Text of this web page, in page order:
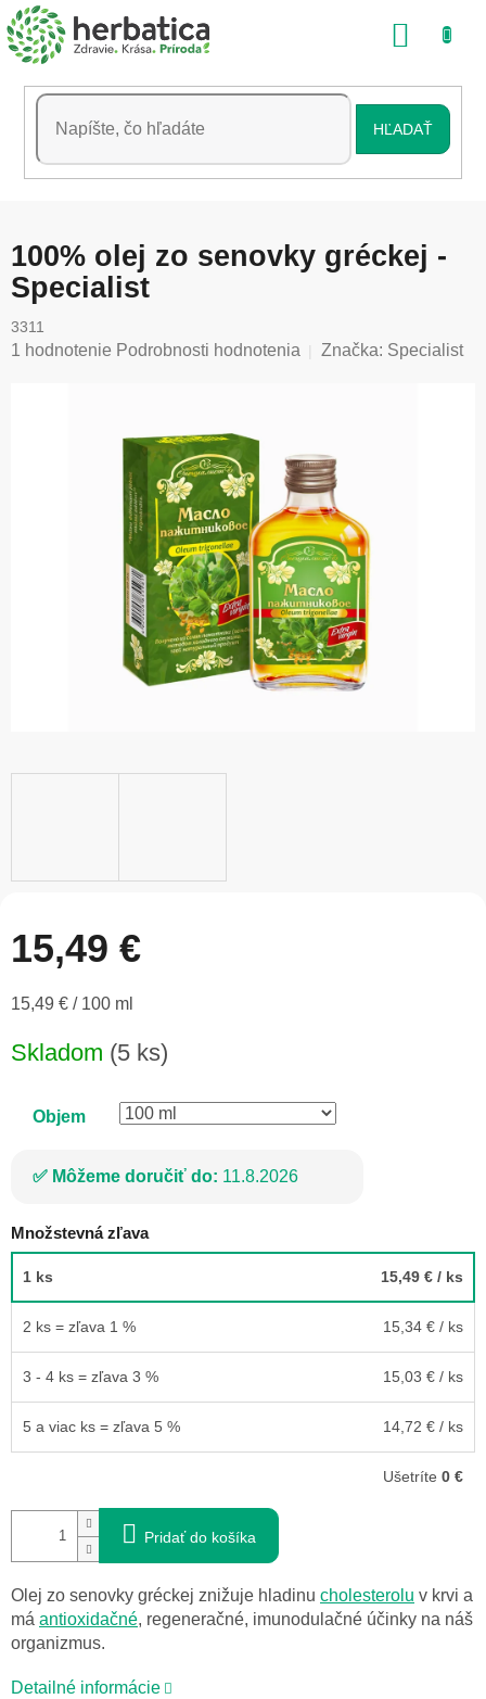
Prejsť
na
obsah
HĽADAŤ
100% olej zo senovky gréckej -
Specialist
3311
Priemerné
1 hodnotenie Podrobnosti hodnotenia Značka: Specialist
15,49 €
Jednotková
15,49 € / 100 ml
Skladom (5 ks)
Objem
Môžeme doručiť do: 11.8.2026
Množstevná zľava
1 ks 15,49 € / ks
2 ks = zľava 1 % 15,34 € / ks
3 - 4 ks = zľava 3 % 15,03 € / ks
5 a viac ks = zľava 5 % 14,72 € / ks
Ušetríte 0 €
Pridať do košíka
Olej zo senovky gréckej znižuje hladinu cholesterolu v krvi a
má antioxidačné, regeneračné, imunodulačné účinky na náš
organizmus.
Detailné informácie